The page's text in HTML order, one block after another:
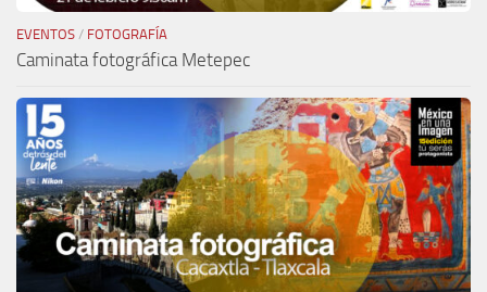
EVENTOS / FOTOGRAFÍA
Caminata fotográfica Metepec